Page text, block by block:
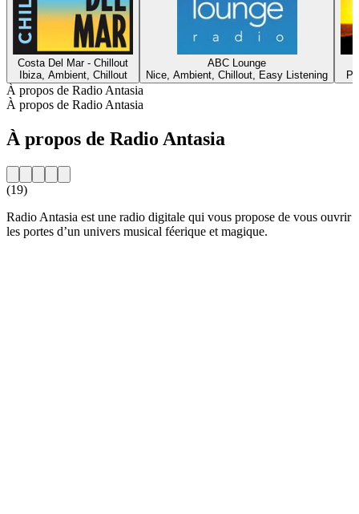
Costa Del Mar - Chillout
Ibiza, Ambient, Chillout
ABC Lounge
Nice, Ambient, Chillout, Easy Listening
À propos de Radio Antasia
À propos de Radio Antasia
À propos de Radio Antasia
(19)
Radio Antasia est une radio digitale qui vous propose de vous ouvrir
les portes d’un univers musical féerique et magique.